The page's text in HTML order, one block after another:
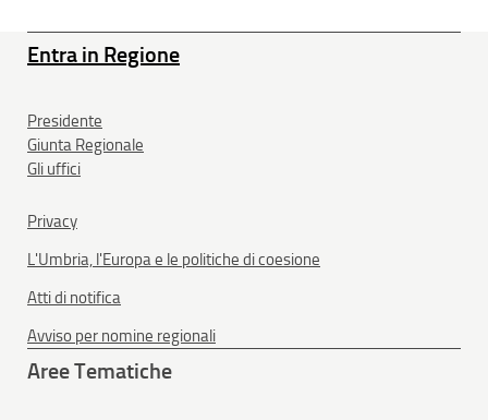
Entra in Regione
Presidente
Giunta Regionale
Gli uffici
Privacy
L'Umbria, l'Europa e le politiche di coesione
Atti di notifica
Avviso per nomine regionali
Aree Tematiche